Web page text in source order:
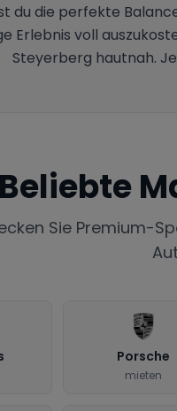
die perfekte
Erlebnis voll
Steyerberg hautnah.
Beliebte
Sie Premium-
Porsche
mieten